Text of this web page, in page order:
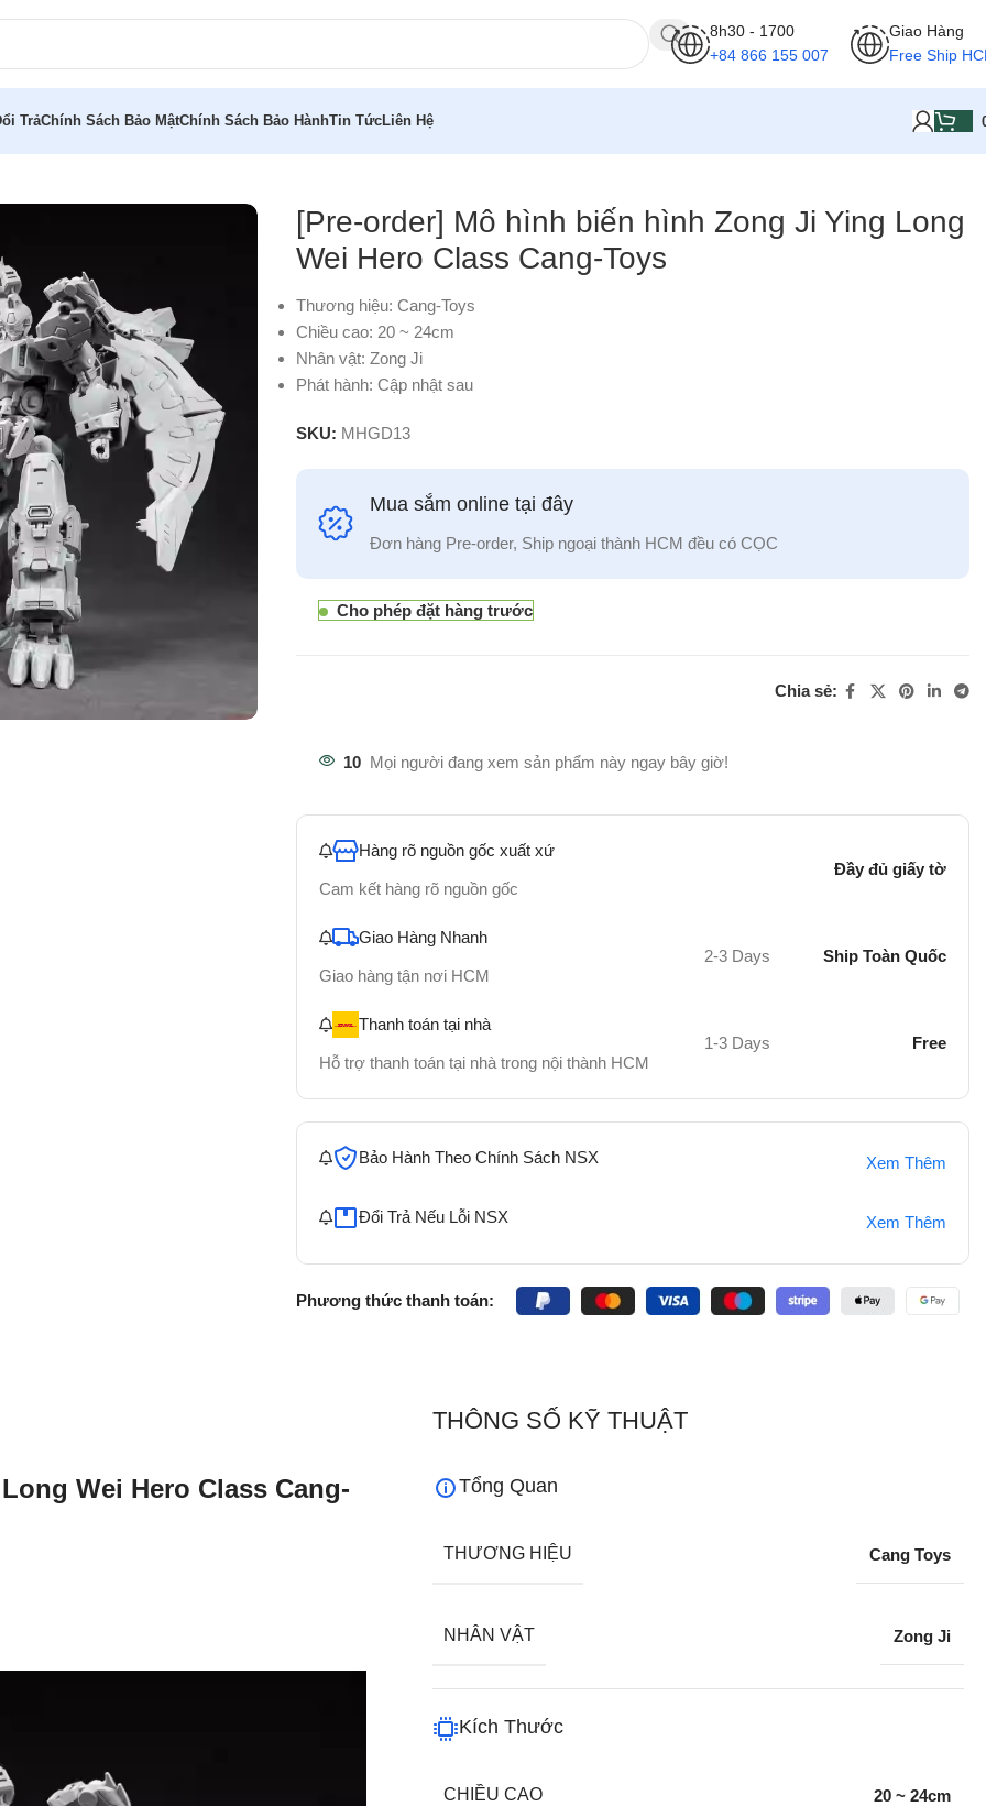
8h30 - 1700
+84 866 155 007
Giao Hàng
Free Ship
TrảChính Sách Bảo MậtChính Sách Bảo HànhTin TứcLiên Hệ
[Pre-order] Mô hình biến hình Zong Ji Ying Long
Wei Hero Class Cang-Toys
Thương hiệu: Cang-Toys
Chiều cao: 20 ~ 24cm
Nhân vật: Zong Ji
Phát hành: Cập nhật sau
SKU: MHGD13
Mua sắm online tại đây
Đơn hàng Pre-order, Ship ngoại thành HCM đều có CỌC
Cho phép đặt hàng trước
Chia sẻ:
10 Mọi người đang xem sản phẩm này ngay bây giờ!
Hàng rõ nguồn gốc xuất xứ
Cam kết hàng rõ nguồn gốc
Đầy đủ giấy tờ
Giao Hàng Nhanh
Giao hàng tận nơi HCM
2-3 Days Ship Toàn Quốc
Thanh toán tại nhà
Hỗ trợ thanh toán tại nhà trong nội thành HCM
1-3 Days Free
Bảo Hành Theo Chính Sách NSX Xem Thêm
Đổi Trả Nếu Lỗi NSX Xem Thêm
Phương thức thanh toán:
Wei Hero Class Cang-
THÔNG SỐ KỸ THUẬT
Tổng Quan
THƯƠNG HIỆU Cang Toys
NHÂN VẬT Zong Ji
Kích Thước
CHIỀU CAO 20 ~ 24cm